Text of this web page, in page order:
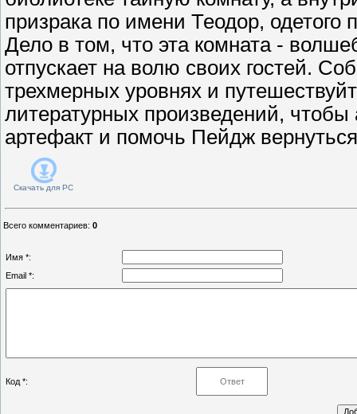
призрака по имени Теодор, одетого
Дело в том, что эта комната -
отпускает на волю своих гостей.
трехмерных уровнях и
литературных произведений, чтобы
артефакт и помочь Пейдж
Скачать для PC
Всего комментариев: 0
Имя *:
Email *:
Код *: